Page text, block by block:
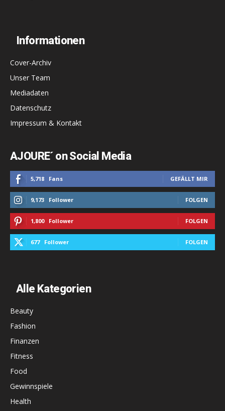
Informationen
Cover-Archiv
Unser Team
Mediadaten
Datenschutz
Impressum & Kontakt
AJOURE´ on Social Media
5,718 Fans GEFÄLLT MIR
9,173 Follower FOLGEN
1,800 Follower FOLGEN
677 Follower FOLGEN
Alle Kategorien
Beauty
Fashion
Finanzen
Fitness
Food
Gewinnspiele
Health